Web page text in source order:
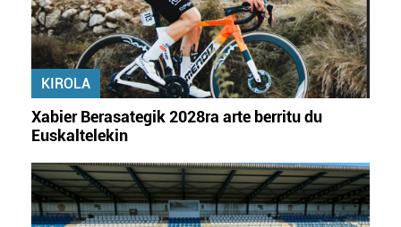
KIROLA
Xabier Berasategik 2028ra arte berritu du
Euskaltelekin